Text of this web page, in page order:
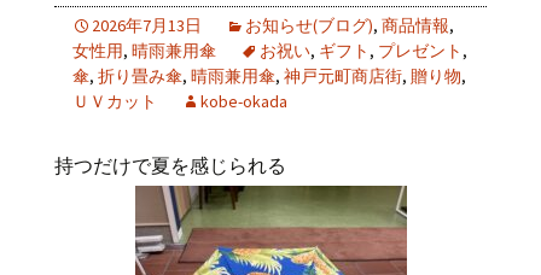
2026年7月13日 お知らせ(ブログ), 商品情報,
女性用, 晴雨兼用傘 お祝い, ギフト , プレゼント ,
傘, 折り畳み傘, 晴雨兼用傘, 神戸元町商店街, 贈り物,
ＵＶカット
kobe-okada
持つだけで夏を感じられる